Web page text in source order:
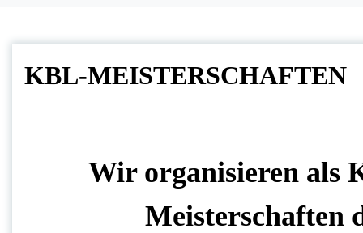
KBL-MEISTERSCHAFTEN
Wir organisieren als
Meisterschaften